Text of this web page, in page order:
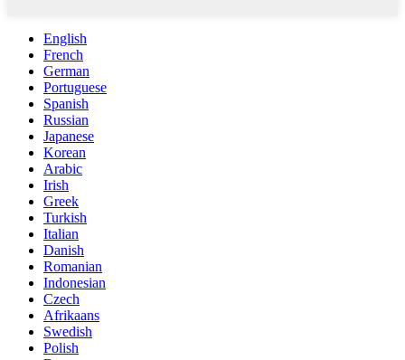
English
French
German
Portuguese
Spanish
Russian
Japanese
Korean
Arabic
Irish
Greek
Turkish
Italian
Danish
Romanian
Indonesian
Czech
Afrikaans
Swedish
Polish